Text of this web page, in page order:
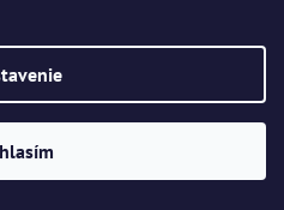
poháre 40 ml (sada 6 ks)
(>5 set)